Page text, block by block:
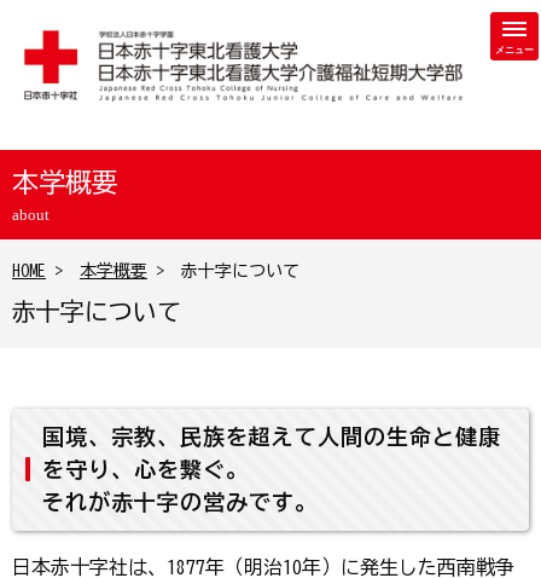
学校法人 日本赤十字学園 日本赤十字東北看護大学・日本赤
本学概要
about
HOME > 本学概要 > 赤十字について
赤十字について
国境、宗教、民族を超えて人間の生命と健康
を守り、心を繋ぐ。
それが赤十字の営みです。
日本赤十字社は、1877年（明治10年）に発生した西南戦争